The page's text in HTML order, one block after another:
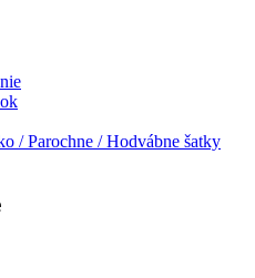
/ Parochne / Hodvábne šatky